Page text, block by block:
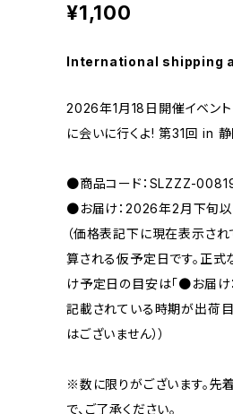
¥1,100
International shipping
2026年1月18日開催イベン
に会いに行くよ! 第31回 in 静
●商品コード：SLZZZ-
●お届け：2026年2月下旬
（価格表記下に現在表示さ
算される仮予定日です。正式
け予定日の目安は「●お届け
記載されている時期が出荷目
はございません））
※数に限りがございます。先
で、ご了承ください。